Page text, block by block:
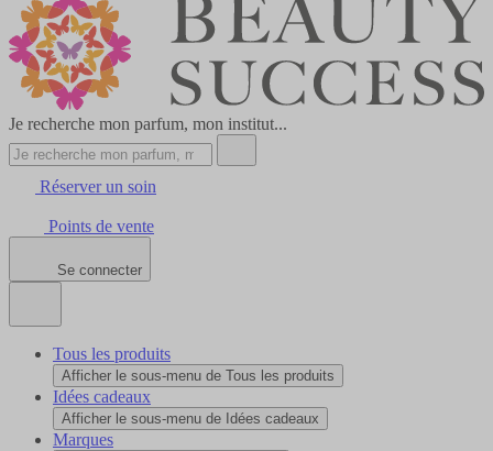
Je recherche mon parfum, mon institut...
Réserver un soin
Points de vente
Se connecter
Tous les produits
Afficher le sous-menu de Tous les produits
Idées cadeaux
Afficher le sous-menu de Idées cadeaux
Marques